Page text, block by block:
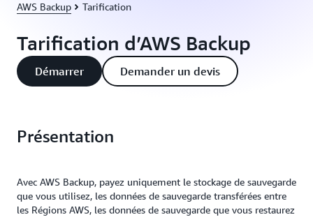
AWS Backup Tarification
Tarification d’AWS Backup
Démarrer Demander un devis
Présentation
Avec AWS Backup, payez uniquement le stockage de sauvegarde
que vous utilisez, les données de sauvegarde transférées entre
les Régions AWS, les données de sauvegarde que vous restaurez